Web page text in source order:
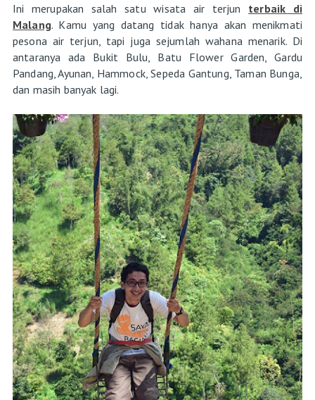
Ini merupakan salah satu wisata air terjun terbaik di
Malang. Kamu yang datang tidak hanya akan menikmati
pesona air terjun, tapi juga sejumlah wahana menarik. Di
antaranya ada Bukit Bulu, Batu Flower Garden, Gardu
Pandang, Ayunan, Hammock, Sepeda Gantung, Taman Bunga,
dan masih banyak lagi.